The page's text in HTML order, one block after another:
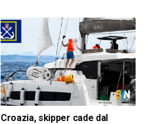
Croazia, skipper cade dal